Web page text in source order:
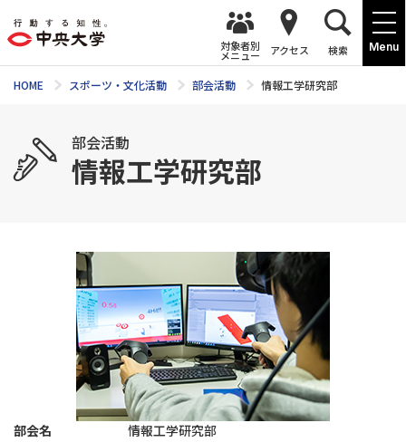
Menu
対象者別
メニュー アクセス 検索
HOME スポーツ・文化活動 部会活動 情報工学研究部
部会活動
情報工学研究部
部会名 情報工学研究部